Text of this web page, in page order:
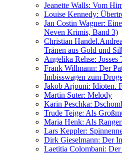
Jeanette Walls: Vom
Louise Kennedy:
Jan Costin Wagner:
Neven Krimis, Band 3)
Christian
Tränen aus Gold und
Angelika Rehse: Josses
Frank Willmann: Der
Imbisswagen zum
Jakob Arjouni: Idioten.
Martin Suter: Melody
Karin Peschka:
Trude Teige: Als
Maria Henk: Als
Lars Keppler:
Dirk Gieselmann: Der
Laetitia Colombani: